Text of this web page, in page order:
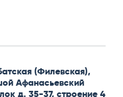
(Филевская),
Афанасьевский
д. 35-37, строение 4